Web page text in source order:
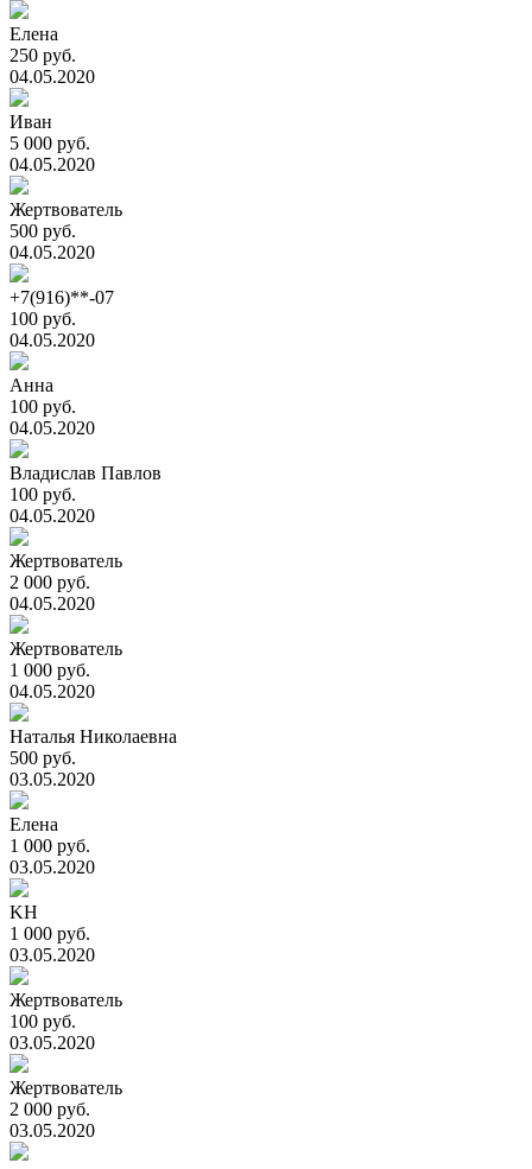
Елена
250 руб.
04.05.2020
Иван
5 000 руб.
04.05.2020
Жертвователь
500 руб.
04.05.2020
+7(916)**-07
100 руб.
04.05.2020
Анна
100 руб.
04.05.2020
Владислав Павлов
100 руб.
04.05.2020
Жертвователь
2 000 руб.
04.05.2020
Жертвователь
1 000 руб.
04.05.2020
Наталья Николаевна
500 руб.
03.05.2020
Елена
1 000 руб.
03.05.2020
KH
1 000 руб.
03.05.2020
Жертвователь
100 руб.
03.05.2020
Жертвователь
2 000 руб.
03.05.2020